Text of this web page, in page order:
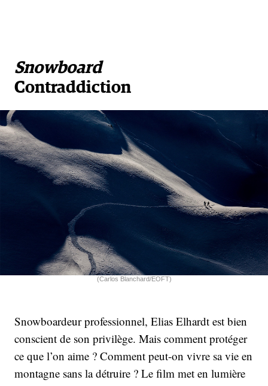
Snowboard
Contraddiction
(Carlos Blanchard/EOFT)
Snowboardeur professionnel, Elias Elhardt est bien
conscient de son privilège. Mais comment protéger
ce que l’on aime ? Comment peut-on vivre sa vie en
montagne sans la détruire ? Le film met en lumière